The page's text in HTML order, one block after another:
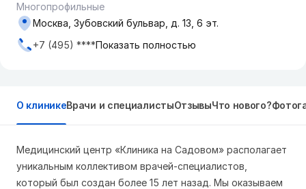
Многопрофильные
Москва, Зубовский бульвар, д. 13, 6 эт.
+7 (495) ****Показать полностью
О клиникеВрачи и специалистыОтзывыЧто нового?
Медицинский центр «Клиника на Садовом» располагает
уникальным коллективом врачей-специалистов,
который был создан более 15 лет назад. Мы оказываем